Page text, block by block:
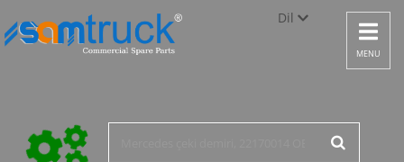
Dil
Türkçe
English
Toggle
MENU